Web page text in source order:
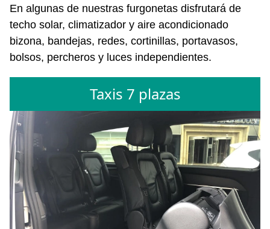
En algunas de nuestras furgonetas disfrutará de
techo solar, climatizador y aire acondicionado
bizona, bandejas, redes, cortinillas, portavasos,
bolsos, percheros y luces independientes.
Taxis 7 plazas